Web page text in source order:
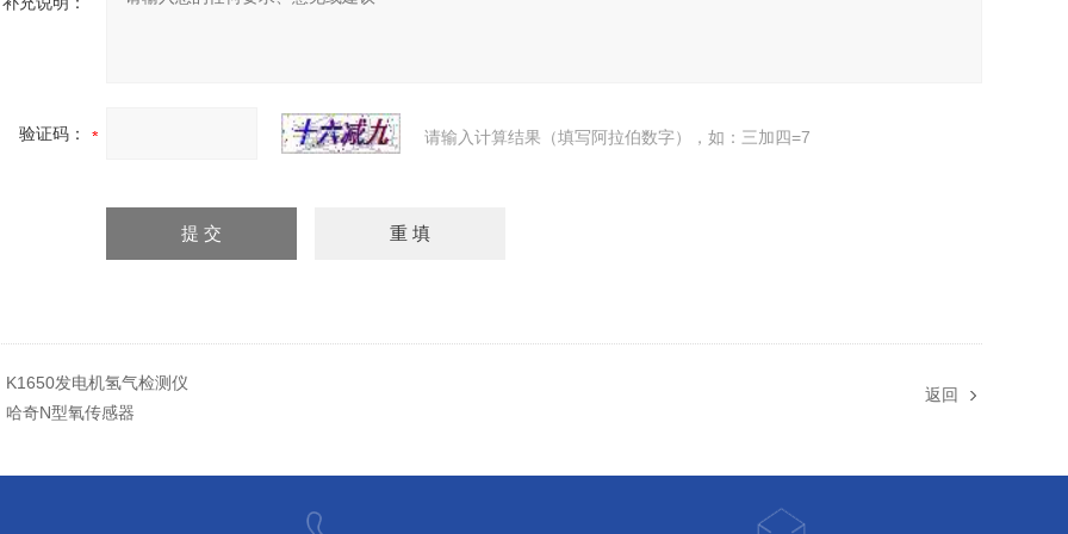
验证码： 请输入计算结果（填写阿拉伯数字），如：三加四=7
K1650发电机氢气检测仪
哈奇N型氧传感器
返回